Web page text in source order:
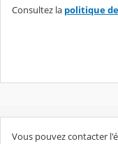
Consultez la politique
Vous pouvez contacter